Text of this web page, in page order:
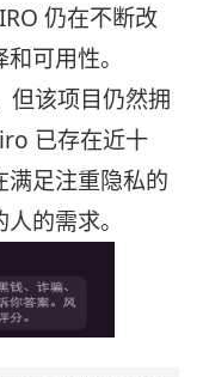
仍在不断改
可用性。
但该项目仍然拥
已存在近十
满足注重隐私的
的需求。